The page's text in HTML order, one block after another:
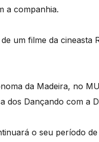
a companhia.
um filme da cineasta
da Madeira, no
dos Dançando com a
o seu período